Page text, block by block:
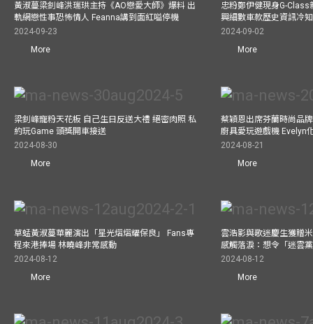
黃淑蔓梁釗峰洪瑞珙主持《AO戀愛大師》爆料 出
軌網戀性事恐怖情人 Feanna講到面紅嗌停機
2024-09-23
More
忠粉鄭伊健現身G-
興細數車款歷史資訊冷
2024-09-02
More
梁釗峰寵粉天花板 自己生日反送大禮 絕密肉照 私
約玩Game 頭獎開車接送
2024-08-30
More
蔡穎恩出席芬蘭時尚品
廚具愛玩遊戲機 Evelyn
2024-08-21
More
草蜢黃淑蔓華麗演出「星光熠熠耀保良」 Fans專
程來港捧場 林曉峰非常感動
2024-08-12
More
雲浩影與歌迷慶生獲贈
感觸落淚：想令「迷雲
2024-08-12
More